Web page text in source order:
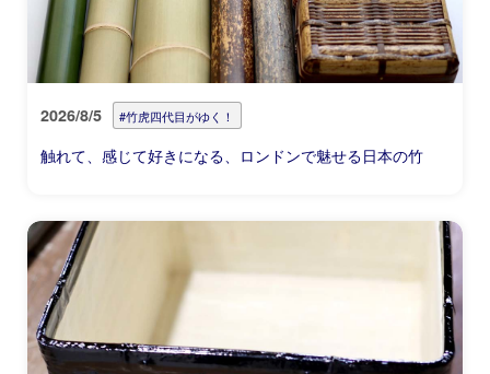
2026/8/5 #竹虎四代目がゆく！
触れて、感じて好きになる、ロンドンで魅せる日本の竹